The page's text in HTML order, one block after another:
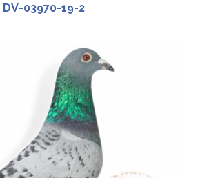
DV-03970-19-2